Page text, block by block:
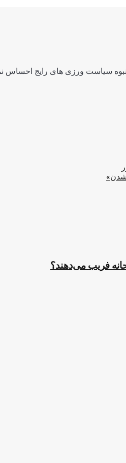
سیاست ورزی های رایج احساس
فریب می‌دهند؟